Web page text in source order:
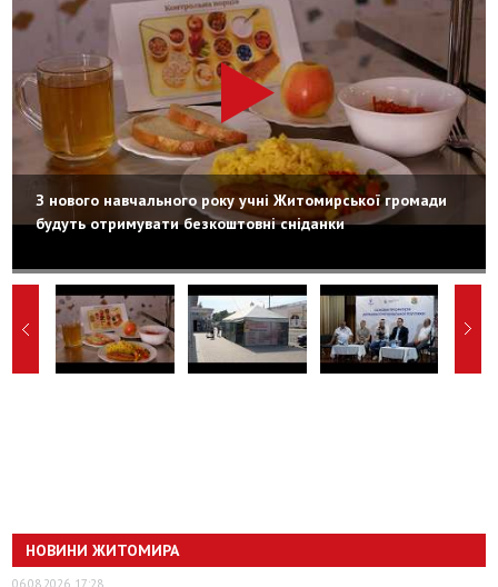
З нового навчального року учні Житомирської громади
будуть отримувати безкоштовні сніданки
НОВИНИ ЖИТОМИРА
06.08.2026, 17:28